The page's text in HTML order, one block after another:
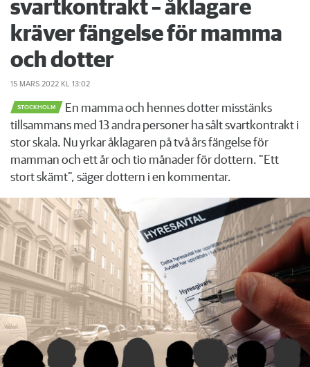
svartkontrakt – åklagare
kräver fängelse för mamma
och dotter
15 MARS 2022 KL 13:02
STOCKHOLM
En mamma och hennes dotter misstänks
tillsammans med 13 andra personer ha sålt svartkontrakt i
stor skala. Nu yrkar åklagaren på två års fängelse för
mamman och ett år och tio månader för dottern. "Ett
stort skämt", säger dottern i en kommentar.